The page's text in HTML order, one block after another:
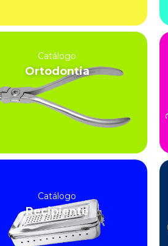
Catálogo
Ortodontia
Catálogo
Recipiente